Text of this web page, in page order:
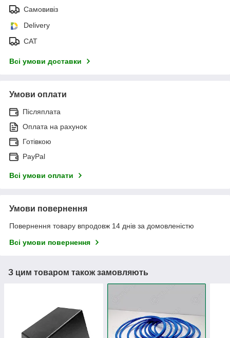
Самовивіз
Delivery
САТ
Всі умови доставки
Умови оплати
Післяплата
Оплата на рахунок
Готівкою
PayPal
Всі умови оплати
Умови повернення
Повернення товару впродовж 14 днів за домовленістю
Всі умови повернення
З цим товаром також замовляють